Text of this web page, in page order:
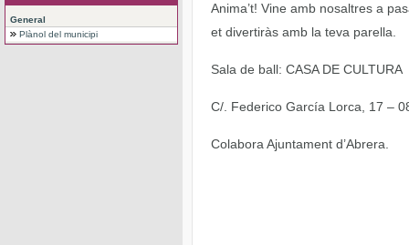
General
Plànol del municipi
Anima’t! Vine amb nosaltres a
et divertiràs amb la teva parella.
Sala de ball: CASA DE CULTURA
C/. Federico García Lorca, 17 –
Colabora Ajuntament d’Abrera.